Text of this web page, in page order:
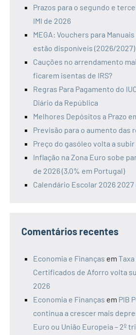
Prazos para o segundo e
IMI de 2026
MEGA: Vouchers para
estão disponíveis (2026/2027)
Cauções no arrendamento
ficarem isentas de IRS?
Regras Para Pagamento do
Diário da República
Melhores Depósitos a Prazo
Previsão para o aumento das
Preço do gasóleo volta a subir
Inflação na Zona Euro sobe
de 2026 (3,0% em Portugal)
Calendário Escolar 2026 2027
Comentários recentes
Economia e Finanças em
Certificados de Aforro volta
2026
Economia e Finanças em PIB
continua a crescer mais
Euro ou União Europeia – 2º